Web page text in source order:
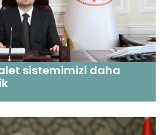
sistemimizi daha